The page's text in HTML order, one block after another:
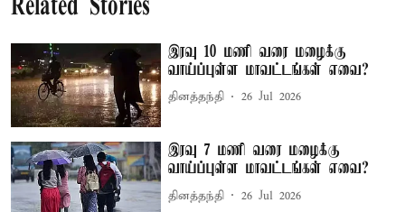
Related Stories
இரவு 10 மணி வரை மழைக்கு
வாய்ப்புள்ள மாவட்டங்கள் எவை?
தினத்தந்தி 26 Jul 2026
இரவு 7 மணி வரை மழைக்கு
வாய்ப்புள்ள மாவட்டங்கள் எவை?
தினத்தந்தி 26 Jul 2026